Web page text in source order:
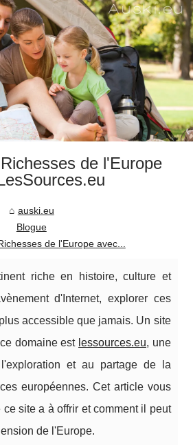
de l'Europe
auski.eu
Blogue
de l'Europe avec...
riche en histoire, culture et
d'Internet, explorer ces
accessible que jamais. Un site
domaine est lessources.eu, une
et au partage de la
européennes. Cet article vous
site a à offrir et comment il peut
de l'Europe.